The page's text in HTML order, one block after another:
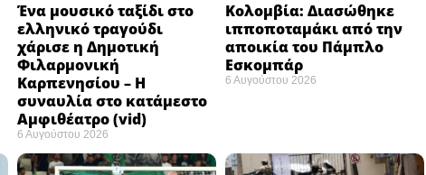
Ένα μουσικό ταξίδι στο
ελληνικό τραγούδι
χάρισε η Δημοτική
Φιλαρμονική
Καρπενησίου – Η
συναυλία στο κατάμεστο
Αμφιθέατρο (vid)
6 Αυγούστου 2026
Κολομβία: Διασώθηκε
ιπποποταμάκι από την
αποικία του Πάμπλο
Εσκομπάρ ​
6 Αυγούστου 2026